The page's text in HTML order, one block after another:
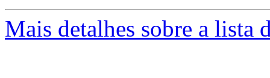
Mais detalhes sobre a lista